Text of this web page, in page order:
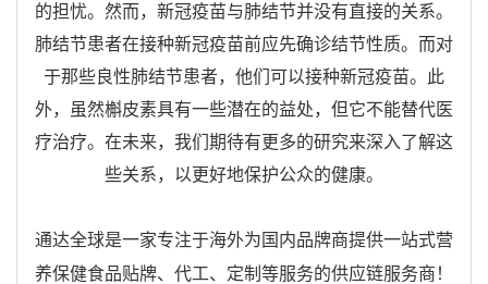
的担忧。然而，新冠疫苗与肺结节并没有直接的关系。
肺结节患者在接种新冠疫苗前应先确诊结节性质。而对
于那些良性肺结节患者，他们可以接种新冠疫苗。此
外，虽然槲皮素具有一些潜在的益处，但它不能替代医
疗治疗。在未来，我们期待有更多的研究来深入了解这
些关系，以更好地保护公众的健康。
通达全球是一家专注于海外为国内品牌商提供一站式营
养保健食品贴牌、代工、定制等服务的供应链服务商！